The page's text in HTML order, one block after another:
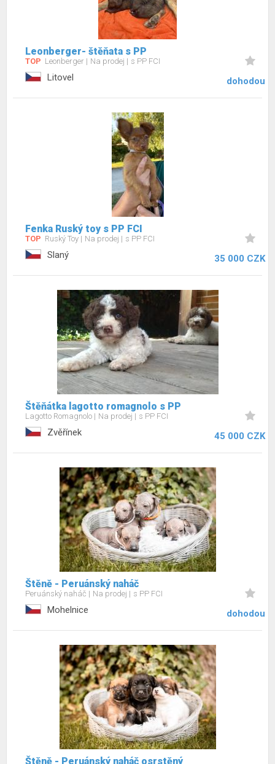
Leonberger- štěňata s PP
TOP Leonberger Na prodej s PP FCI
Litovel dohodou
Fenka Ruský toy s PP FCI
TOP Ruský Toy Na prodej s PP FCI
Slaný 35 000 CZK
Štěňátka lagotto romagnolo s PP
Lagotto Romagnolo Na prodej s PP FCI
Zvěřínek 45 000 CZK
Štěně - Peruánský naháč
Peruánský naháč Na prodej s PP FCI
Mohelnice dohodou
Štěně - Peruánský naháč osrstěný